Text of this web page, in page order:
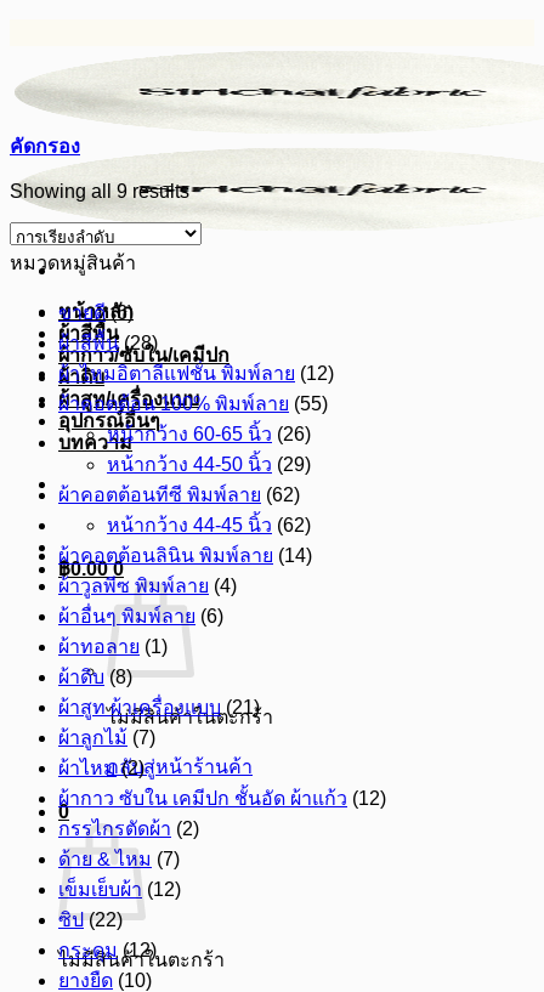
ยัง
หน้าหลัก
ผ้าสีพื้น
ผ้ากาว/ซับใน/เคมีปก
ผ้าดิบ
ผ้าสูท/เครื่องแบบ
อุปกรณ์อื่นๆ
บทความ
฿0.00 0
ไม่มีสินค้าในตะกร้า
กลับสู่หน้าร้านค้า
0
ไม่มีสินค้าในตะกร้า
คัดกรอง
Showing all 9 results
หมวดหมู่สินค้า
ขายดี (6)
ผ้าสีพื้น (28)
ผ้าไหมอิตาลีแฟชั่น พิมพ์ลาย (12)
ผ้าคอตต้อน 100% พิมพ์ลาย (55)
หน้ากว้าง 60-65 นิ้ว (26)
หน้ากว้าง 44-50 นิ้ว (29)
ผ้าคอตต้อนทีซี พิมพ์ลาย (62)
หน้ากว้าง 44-45 นิ้ว (62)
ผ้าคอตต้อนลินิน พิมพ์ลาย (14)
ผ้าวูลพีซ พิมพ์ลาย (4)
ผ้าอื่นๆ พิมพ์ลาย (6)
ผ้าทอลาย (1)
ผ้าดิบ (8)
ผ้าสูท ผ้าเครื่องแบบ (21)
ผ้าลูกไม้ (7)
ผ้าไหม (2)
ผ้ากาว ซับใน เคมีปก ชั้นอัด ผ้าแก้ว (12)
กรรไกรตัดผ้า (2)
ด้าย & ไหม (7)
เข็มเย็บผ้า (12)
ซิป (22)
กระดุม (12)
ยางยืด (10)